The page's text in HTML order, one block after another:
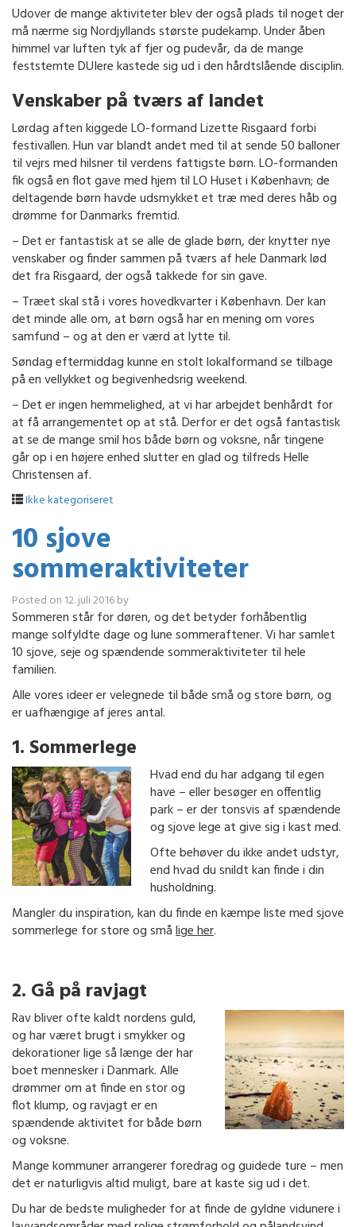
Udover de mange aktiviteter blev der også plads til noget der
må nærme sig Nordjyllands største pudekamp. Under åben
himmel var luften tyk af fjer og pudevår, da de mange
feststemte DUIere kastede sig ud i den hårdtslående disciplin.
Venskaber på tværs af landet
Lørdag aften kiggede LO-formand Lizette Risgaard forbi
festivallen. Hun var blandt andet med til at sende 50 balloner
til vejrs med hilsner til verdens fattigste børn. LO-formanden
fik også en flot gave med hjem til LO Huset i København; de
deltagende børn havde udsmykket et træ med deres håb og
drømme for Danmarks fremtid.
– Det er fantastisk at se alle de glade børn, der knytter nye
venskaber og finder sammen på tværs af hele Danmark lød
det fra Risgaard, der også takkede for sin gave.
– Træet skal stå i vores hovedkvarter i København. Der kan
det minde alle om, at børn også har en mening om vores
samfund – og at den er værd at lytte til.
Søndag eftermiddag kunne en stolt lokalformand se tilbage
på en vellykket og begivenhedsrig weekend.
– Det er ingen hemmelighed, at vi har arbejdet benhårdt for
at få arrangementet op at stå. Derfor er det også fantastisk
at se de mange smil hos både børn og voksne, når tingene
går op i en højere enhed slutter en glad og tilfreds Helle
Christensen af.
Ikke kategoriseret
10 sjove
sommeraktiviteter
Posted on 12. juli 2016by
Sommeren står for døren, og det betyder forhåbentlig
mange solfyldte dage og lune sommeraftener. Vi har samlet
10 sjove, seje og spændende sommeraktiviteter til hele
familien.
Alle vores ideer er velegnede til både små og store børn, og
er uafhængige af jeres antal.
1. Sommerlege
Hvad end du har adgang til egen
have – eller besøger en offentlig
park – er der tonsvis af spændende
og sjove lege at give sig i kast med.
Ofte behøver du ikke andet udstyr,
end hvad du snildt kan finde i din
husholdning.
Mangler du inspiration, kan du finde en kæmpe liste med sjove
sommerlege for store og smålige her.
2. Gå på ravjagt
Rav bliver ofte kaldt nordens guld,
og har været brugt i smykker og
dekorationer lige så længe der har
boet mennesker i Danmark. Alle
drømmer om at finde en stor og
flot klump, og ravjagt er en
spændende aktivitet for både børn
og voksne.
Mange kommuner arrangerer foredrag og guidede ture – men
det er naturligvis altid muligt, bare at kaste sig ud i det.
Du har de bedste muligheder for at finde de gyldne vidunere i